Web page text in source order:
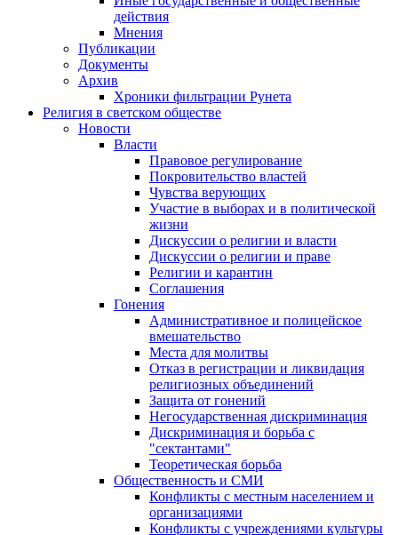
действия
Мнения
Публикации
Документы
Архив
Хроники фильтрации Рунета
Религия в светском обществе
Новости
Власти
Правовое регулирование
Покровительство властей
Чувства верующих
Участие в выборах и в политической
жизни
Дискуссии о религии и власти
Дискуссии о религии и праве
Религии и карантин
Соглашения
Гонения
Административное и полицейское
вмешательство
Места для молитвы
Отказ в регистрации и ликвидация
религиозных объединений
Защита от гонений
Негосударственная дискриминация
Дискриминация и борьба с
"сектантами"
Теоретическая борьба
Общественность и СМИ
Конфликты с местным населением и
организациями
Конфликты с учреждениями культуры